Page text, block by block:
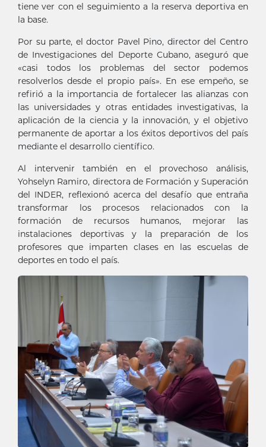
tiene ver con el seguimiento a la reserva deportiva en
la base.
Por su parte, el doctor Pavel Pino, director del Centro
de Investigaciones del Deporte Cubano, aseguró que
«casi todos los problemas del sector podemos
resolverlos desde el propio país». En ese empeño, se
refirió a la importancia de fortalecer las alianzas con
las universidades y otras entidades investigativas, la
aplicación de la ciencia y la innovación, y el objetivo
permanente de aportar a los éxitos deportivos del país
mediante el desarrollo científico.
Al intervenir también en el provechoso análisis,
Yohselyn Ramiro, directora de Formación y Superación
del INDER, reflexionó acerca del desafío que entraña
transformar los procesos relacionados con la
formación de recursos humanos, mejorar las
instalaciones deportivas y la preparación de los
profesores que imparten clases en las escuelas de
deportes en todo el país.